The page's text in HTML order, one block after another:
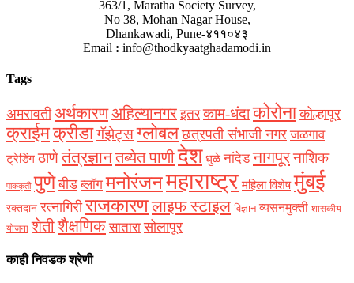
363/1, Maratha Society Survey,
No 38, Mohan Nagar House,
Dhankawadi, Pune-४११०४३
Email : info@thodkyaatghadamodi.in
Tags
अमरावती अर्थकारणअहिल्यानगर इतर काम-धंदाकोरोना कोल्हापूर
क्राईमक्रीडागॅझेट्सग्लोबल छत्रपती संभाजी नगर जळगाव
ट्रेडिंग ठाणेतंत्रज्ञानतब्येत पाणीदेश धुळे नांदेड नागपूरनाशिक
पाककृती पुणे बीड ब्लॉग मनोरंजनमहाराष्ट्र महिला विशेष मुंबई
रक्‍तदान रत्नागिरी राजकारणलाइफ स्टाइल विज्ञान व्यसनमुक्ती शासकीय
योजना शेतीशैक्षणिक सातारा सोलापूर
काही निवडक श्रेणी